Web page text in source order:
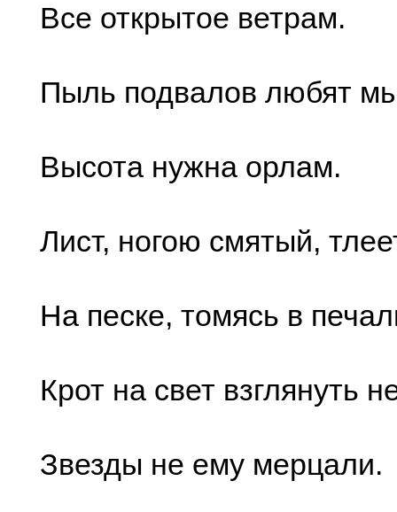
Все открытое ветрам.
Пыль подвалов любят
Высота нужна орлам.
Лист, ногою смятый,
На песке, томясь в
Крот на свет взглянуть
Звезды не ему мерцали.